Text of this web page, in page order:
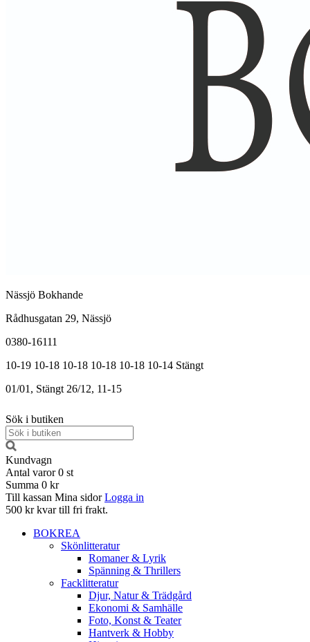
Nässjö Bokhande
Rådhusgatan 29, Nässjö
0380-16111
10-19 10-18 10-18 10-18 10-18 10-14 Stängt
01/01, Stängt 26/12, 11-15
Sök i butiken
Kundvagn
Antal varor 0 st
Summa 0 kr
Till kassan Mina sidor Logga in
500 kr kvar till fri frakt.
BOKREA
Skönlitteratur
Romaner & Lyrik
Spänning & Thrillers
Facklitteratur
Djur, Natur & Trädgård
Ekonomi & Samhälle
Foto, Konst & Teater
Hantverk & Hobby